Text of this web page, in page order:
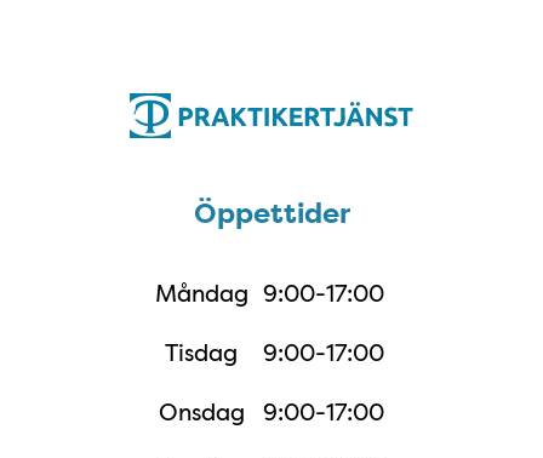
Öppettider
Måndag 9:00-17:00
Tisdag
9:00-17:00
Onsdag
9:00-17:00